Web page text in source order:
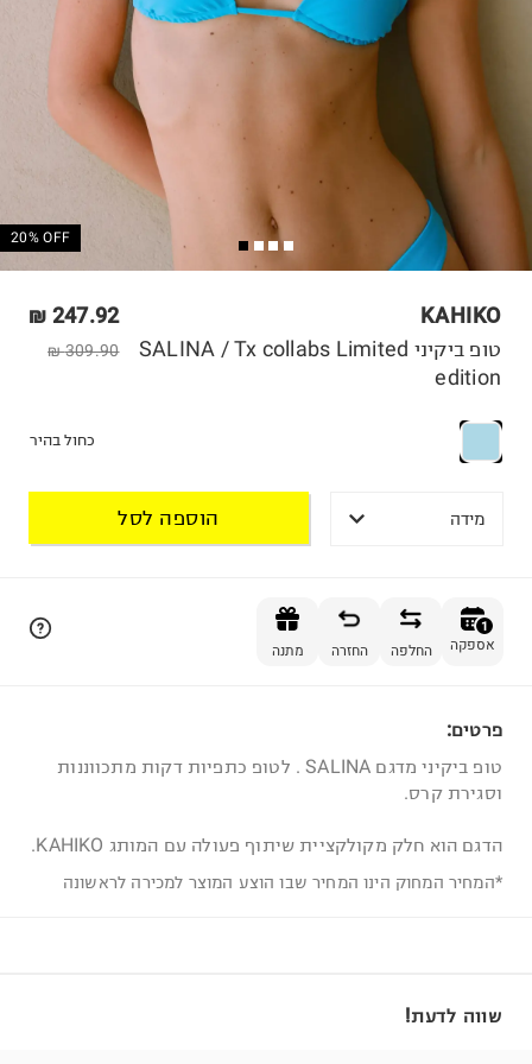
20% OFF
KAHIKO
247.92 ₪
309.90 ₪
טופ ביקיני SALINA / Tx collabs Limited
edition
כחול בהיר
מידה הוספה לסל
1
אספקה החלפה החזרה מתנה
פרטים:
טופ ביקיני מדגם SALINA . לטופ כתפיות דקות מתכווננות
וסגירת קרס.
הדגם הוא חלק מקולקציית שיתוף פעולה עם המותג KAHIKO.
*המחיר המחוק הינו המחיר שבו הוצע המוצר למכירה לראשונה
שווה לדעת!